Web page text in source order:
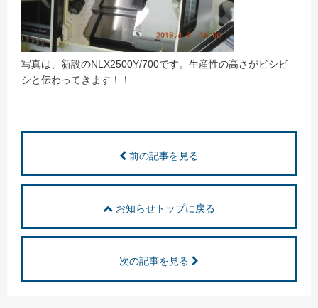
写真は、新設のNLX2500Y/700です。生産性の高さがビシビ
シと伝わってきます！！
前の記事を見る
お知らせトップに戻る
次の記事を見る